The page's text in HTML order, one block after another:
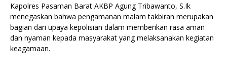
Kapolres Pasaman Barat AKBP Agung Tribawanto, S.Ik
menegaskan bahwa pengamanan malam takbiran merupakan
bagian dari upaya kepolisian dalam memberikan rasa aman
dan nyaman kepada masyarakat yang melaksanakan kegiatan
keagamaan.